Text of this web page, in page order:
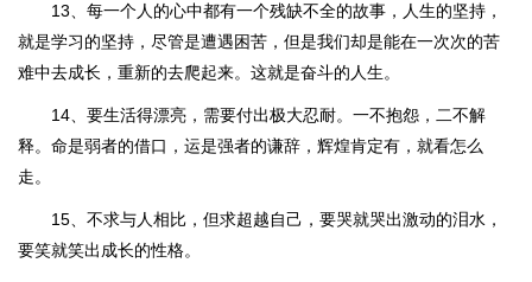
13、每一个人的心中都有一个残缺不全的故事，人生的坚持，
就是学习的坚持，尽管是遭遇困苦，但是我们却是能在一次次的苦
难中去成长，重新的去爬起来。这就是奋斗的人生。
14、要生活得漂亮，需要付出极大忍耐。一不抱怨，二不解
释。命是弱者的借口，运是强者的谦辞，辉煌肯定有，就看怎么
走。
15、不求与人相比，但求超越自己，要哭就哭出激动的泪水，
要笑就笑出成长的性格。